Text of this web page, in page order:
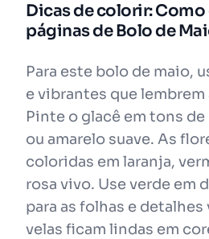
Dicas de colorir:
páginas de Bolo de
Para este bolo de maio,
e vibrantes que lembrem
Pinte o glacê em tons de
ou amarelo suave. As
coloridas em laranja,
rosa vivo. Use verde em
para as folhas e
velas ficam lindas em